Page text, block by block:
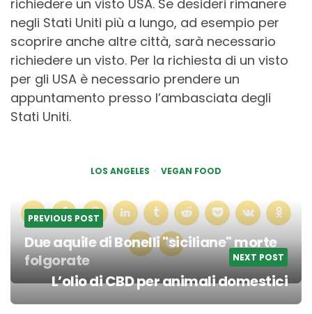
richiedere un visto USA. Se desideri rimanere
negli Stati Uniti più a lungo, ad esempio per
scoprire anche altre città, sarà necessario
richiedere un visto. Per la richiesta di un visto
per gli USA è necessario prendere un
appuntamento presso l’ambasciata degli
Stati Uniti.
LOS ANGELES VEGAN FOOD
Post
PREVIOUS POST
Due aquile di Bonelli "siciliane" morte
folgorate
NEXT POST
L’olio di CBD per animali domestici